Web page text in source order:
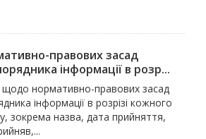
правових засад
інформації в розр...
щодо нормативно-правових засад
інформації в розрізі кожного
зокрема назва, дата прийняття,